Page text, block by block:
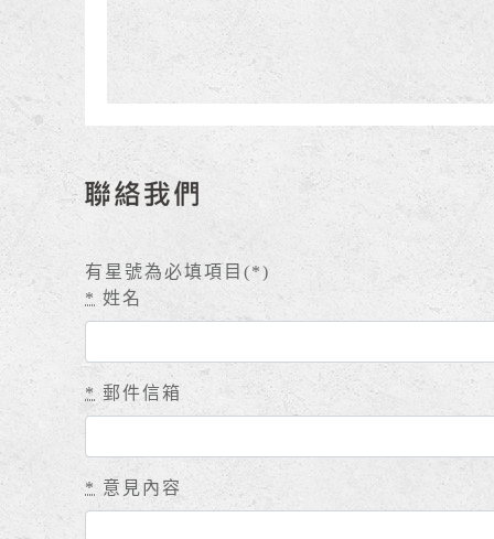
有星號為必填項目(*)
* 姓名
* 郵件信箱
* 意見內容